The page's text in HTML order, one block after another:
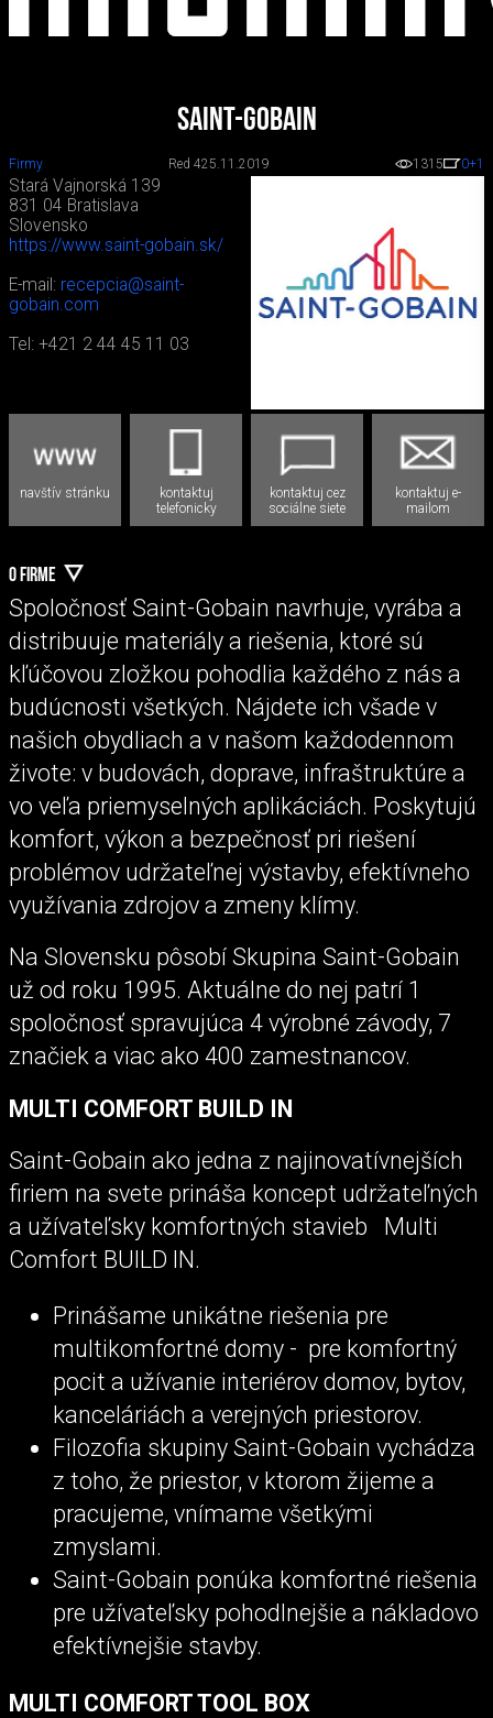
Saint-Gobain
Firmy Red 425.11.2019 1315 0+1
Stará Vajnorská 139
831 04 Bratislava
Slovensko
https://www.saint-gobain.sk/
E-mail: recepcia@saint-
gobain.com
Tel: +421 2 44 45 11 03
navštív stránku
kontaktuj
telefonicky
kontaktuj cez
sociálne siete
kontaktuj e-
mailom
O FIRME
Spoločnosť Saint-Gobain navrhuje, vyrába a
distribuuje materiály a riešenia, ktoré sú
kľúčovou zložkou pohodlia každého z nás a
budúcnosti všetkých. Nájdete ich všade v
našich obydliach a v našom každodennom
živote: v budovách, doprave, infraštruktúre a
vo veľa priemyselných aplikáciách. Poskytujú
komfort, výkon a bezpečnosť pri riešení
problémov udržateľnej výstavby, efektívneho
využívania zdrojov a zmeny klímy.
Na Slovensku pôsobí Skupina Saint-Gobain
už od roku 1995. Aktuálne do nej patrí 1
spoločnosť spravujúca 4 výrobné závody, 7
značiek a viac ako 400 zamestnancov.
MULTI COMFORT BUILD IN
Saint-Gobain ako jedna z najinovatívnejších
firiem na svete prináša koncept udržateľných
a užívateľsky komfortných stavieb Multi
Comfort BUILD IN.
Prinášame unikátne riešenia pre
multikomfortné domy - pre komfortný
pocit a užívanie interiérov domov, bytov,
kanceláriách a verejných priestorov.
Filozofia skupiny Saint-Gobain vychádza
z toho, že priestor, v ktorom žijeme a
pracujeme, vnímame všetkými
zmyslami.
Saint-Gobain ponúka komfortné riešenia
pre užívateľsky pohodlnejšie a nákladovo
efektívnejšie stavby.
MULTI COMFORT TOOL BOX